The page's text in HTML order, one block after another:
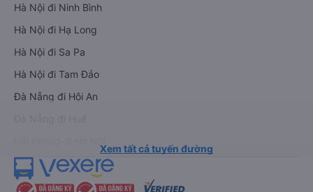
Hà Nội đi Ninh Bình
Hà Nội đi Hạ Long
Hà Nội đi Sa Pa
Hà Nội đi Tam Đảo
Đà Nẵng đi Hội An
Xem tất cả tuyến đường